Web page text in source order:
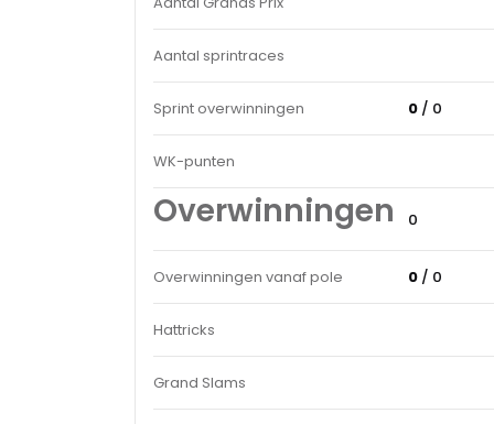
Aantal sprintraces
Sprint overwinningen 0 / 0
WK-punten
Overwinningen 0
Overwinningen vanaf pole 0 / 0
Hattricks
Grand Slams